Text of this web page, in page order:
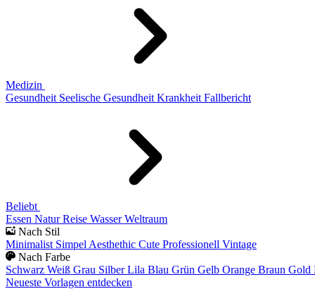
Medizin
Gesundheit Seelische Gesundheit Krankheit Fallbericht
Beliebt
Essen Natur Reise Wasser Weltraum
Nach Stil
Minimalist Simpel Aesthethic Cute Professionell Vintage
Nach Farbe
Schwarz Weiß Grau Silber Lila Blau Grün Gelb Orange Braun Gold
Neueste Vorlagen entdecken